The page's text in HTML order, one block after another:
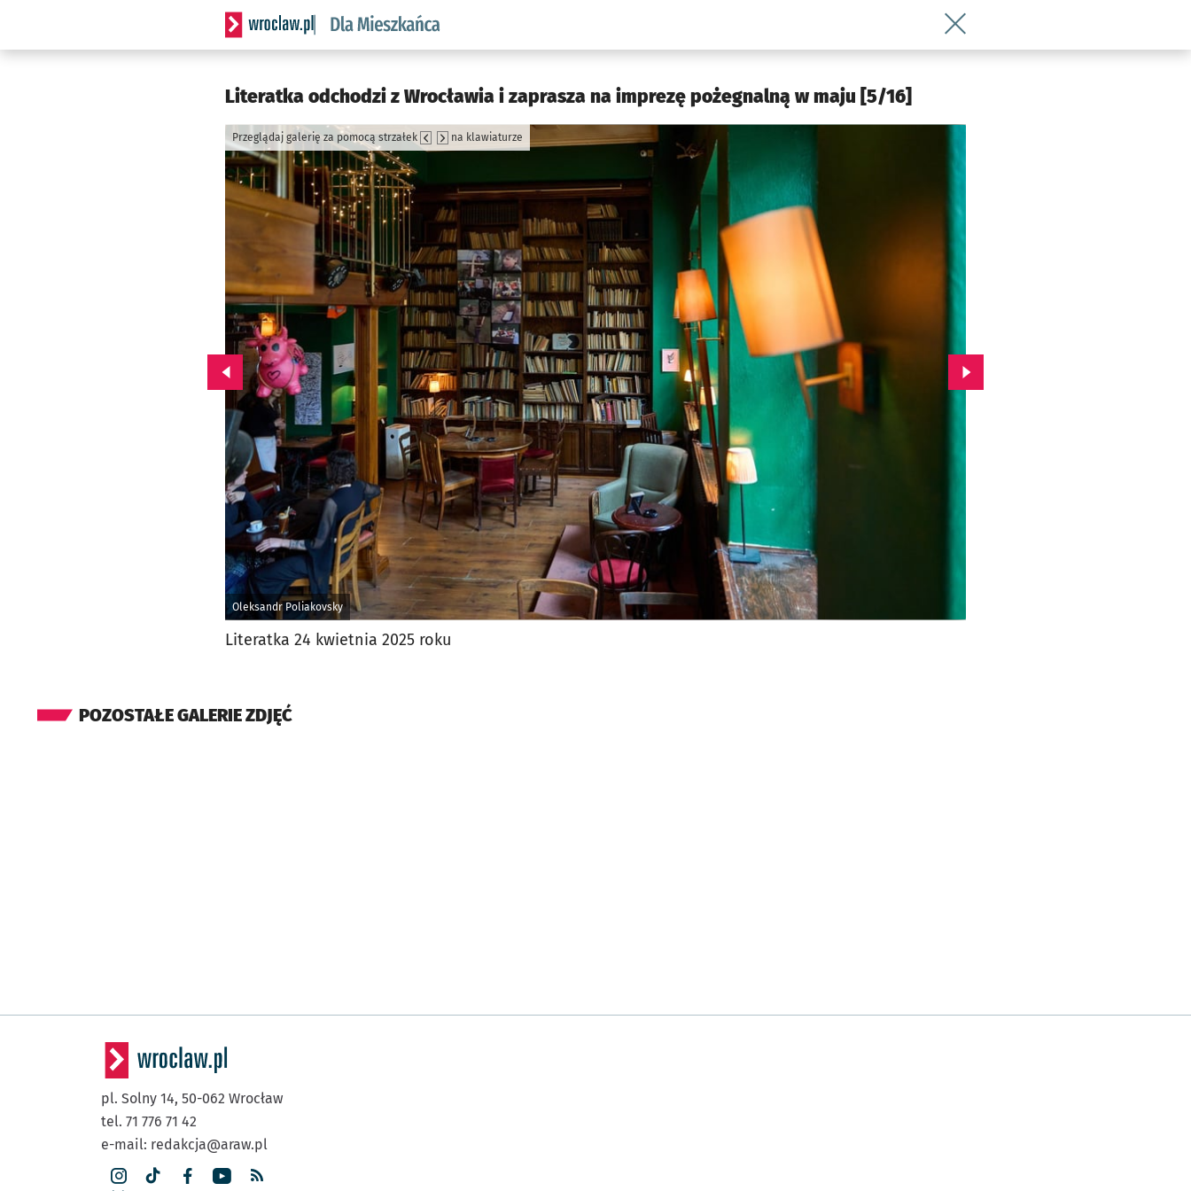
Serwis informacyjny wroclaw.pl podserwis: Dla mieszkańca
Wróć do artykułu Literatka odchodzi
Literatka odchodzi z Wrocławia i zaprasza na imprezę pożegnalną w maju [5/16]
Oleksandr Poliakovsky
Przeglądaj galerię za pomocą strzałek na klawiaturze
Przejdź do poprzedniego zdjęcia. Przejdź do kolejnego zdjęcia.
Literatka 24 kwietnia 2025 roku
POZOSTAŁE GALERIE ZDJĘĆ
pl. Solny 14, 50-062 Wrocław
tel. 71 776 71 42
e-mail: redakcja@araw.pl